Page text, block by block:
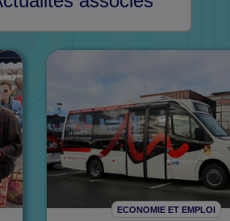
ECONOMIE ET EMPLOI